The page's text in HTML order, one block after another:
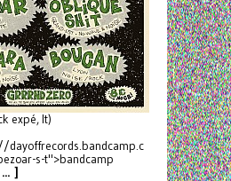
expé, It)
s-t">bandcamp
]